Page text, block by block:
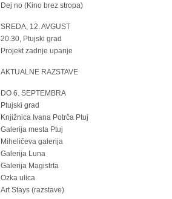
Dej no (Kino brez stropa)
SREDA, 12. AVGUST
20.30, Ptujski grad
Projekt zadnje upanje
AKTUALNE RAZSTAVE
DO 6. SEPTEMBRA
Ptujski grad
Knjižnica Ivana Potrča Ptuj
Galerija mesta Ptuj
Miheličeva galerija
Galerija Luna
Galerija Magistrta
Ozka ulica
Art Stays (razstave)